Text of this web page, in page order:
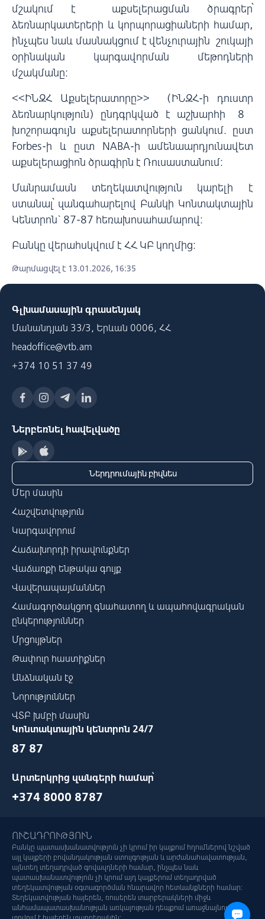
մշակում է աքսելերացման ծրագրեր՝
ձեռնարկատերերի և կորպորացիաների համար,
ինչպես նաև մասնակցում է վենչուրային շուկայի
օրինական կարգավորման մեթոդների
մշակմանը:
<<ԻՆԶՀ Աքսելերատորը>> (ԻՆԶՀ-ի դուստր
ձեռնարկություն) ընդգրկված է աշխարհի 8
խոշորագույն աքսելերատորների ցանկում. ըստ
Forbes-ի և ըստ NABA-ի ամենաարդյունավետ
աքսելերացիոն ծրագիրն է Ռուսաստանում:
Մանրամասն տեղեկատվություն կարելի է
ստանալ՝ զանգահարելով Բանկի Կոնտակտային
Կենտրոն` 87-87 հեռախոսահամարով:
Բանկը վերահսկվում է ՀՀ ԿԲ կողմից:
Թարմացվել է 13.01.2026, 16:35
Գլխամասային գրասենյակ
Մանանդյան 33/3, Երևան 0006, ՀՀ
headoffice@vtb.am
+374 10 51 37 49
Ներբեռնել հավելվածը
Ներդրումային բիզնես
Մեր մասին
Հաշվետվություն
Կարգավորում
Հաճախորդի իրավունքներ
Վաճառքի ենթակա գույք
Վավերապայմաններ
Համագործակցող գնահատող և ապահովագրական
ընկերություններ
Մրցույթներ
Թափուր հաստիքներ
Անձնական էջ
Նորություններ
ՎՏԲ խմբի մասին
Կոնտակտային կենտրոն 24/7
87 87
Արտերկրից զանգերի համար՝
+374 8000 8787
ՈՒՇԱԴՐՈՒԹՅՈՒՆ
Բանկը պատասխանատվություն չի կրում իր կայքում հղումներով նշված
այլ կայքերի բովանդակության ստույգության և արժանահավատության,
այնտեղ տեղադրված գովազդների համար, ինչպես նաև
պատասխանատվություն չի կրում այդ կայքերում տեղադրված
տեղեկատվության օգտագործման հնարավոր հետևանքների համար:
Տեղեկատվության հայերեն, ռուսերեն տարբերակների միջև
անհամապատասխանության առկայության դեպքում առաջնայնությունը